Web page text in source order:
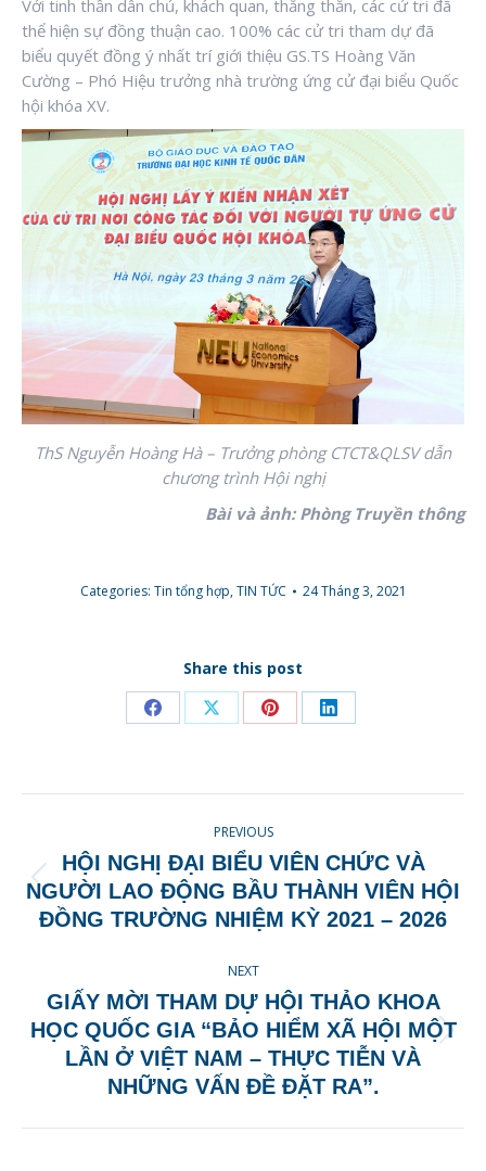
Với tinh thần dân chủ, khách quan, thẳng thắn, các cử tri đã
thể hiện sự đồng thuận cao. 100% các cử tri tham dự đã
biểu quyết đồng ý nhất trí giới thiệu GS.TS Hoàng Văn
Cường – Phó Hiệu trưởng nhà trường ứng cử đại biểu Quốc
hội khóa XV.
ThS Nguyễn Hoàng Hà – Trưởng phòng CTCT&QLSV dẫn
chương trình Hội nghị
Bài và ảnh: Phòng Truyền thông
Categories: Tin tổng hợp,TIN TỨC 24 Tháng 3, 2021
Share this post
Share
Facebook
Share
X
Share
Pinterest
Share
LinkedIn
NAVIGATION
PREVIOUS
Previous
post:
HỘI NGHỊ ĐẠI BIỂU VIÊN CHỨC VÀ
NGƯỜI LAO ĐỘNG BẦU THÀNH VIÊN HỘI
ĐỒNG TRƯỜNG NHIỆM KỲ 2021 – 2026
NEXT
Next
post:
GIẤY MỜI THAM DỰ HỘI THẢO KHOA
HỌC QUỐC GIA “BẢO HIỂM XÃ HỘI MỘT
LẦN Ở VIỆT NAM – THỰC TIỄN VÀ
NHỮNG VẤN ĐỀ ĐẶT RA”.